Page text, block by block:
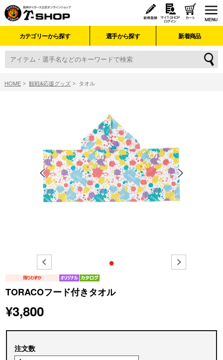
カテゴリーから探す 選手から探す 新着商品
HOME 観戦&応援グッズ タオル
●
TORACOフード付きタオル
¥3,800
注文数